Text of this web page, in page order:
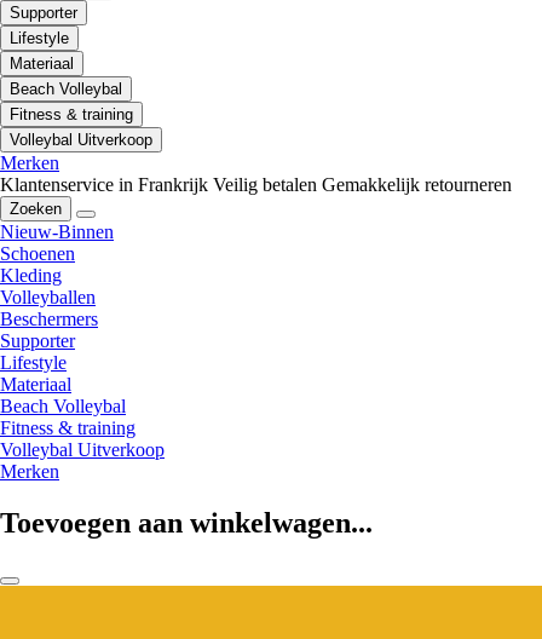
Supporter
Lifestyle
Materiaal
Beach Volleybal
Fitness & training
Volleybal Uitverkoop
Merken
Klantenservice in Frankrijk Veilig betalen Gemakkelijk retourneren
Zoeken
Nieuw-Binnen
Schoenen
Kleding
Volleyballen
Beschermers
Supporter
Lifestyle
Materiaal
Beach Volleybal
Fitness & training
Volleybal Uitverkoop
Merken
Toevoegen aan winkelwagen...